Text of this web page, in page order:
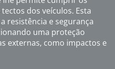
dos veículos. Esta
resistência e segurança
uma proteção
externas, como impactos e